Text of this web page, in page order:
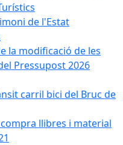
de l'Estat
la modificació de les
Pressupost 2026
carril bici del Bruc de
llibres i material